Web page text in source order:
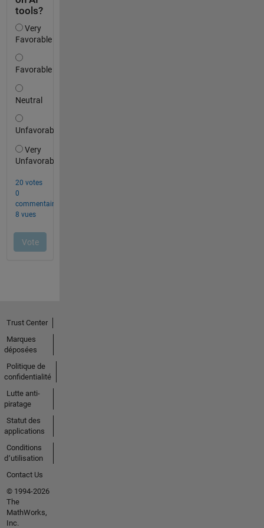
Trust Center
Marques
déposées
Politique de
confidentialité
Lutte anti-
piratage
Statut des
applications
Conditions
d՚utilisation
Contact Us
© 1994-2026
The
MathWorks,
Inc.